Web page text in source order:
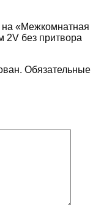
на «Межкомнатная
2V без притвора
Обязательные